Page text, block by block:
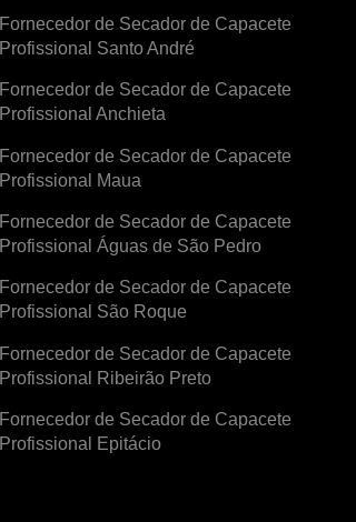
Fornecedor de Secador de Capacete
Profissional Santo André
Fornecedor de Secador de Capacete
Profissional Anchieta
Fornecedor de Secador de Capacete
Profissional Maua
Fornecedor de Secador de Capacete
Profissional Águas de São Pedro
Fornecedor de Secador de Capacete
Profissional São Roque
Fornecedor de Secador de Capacete
Profissional Ribeirão Preto
Fornecedor de Secador de Capacete
Profissional Epitácio